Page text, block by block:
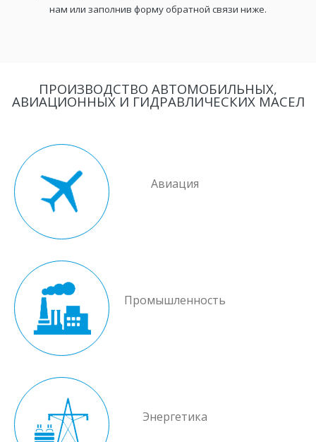
нам или заполнив форму обратной связи ниже.
ПРОИЗВОДСТВО АВТОМОБИЛЬНЫХ,
АВИАЦИОННЫХ И ГИДРАВЛИЧЕСКИХ МАСЕЛ
Авиация
Промышленность
Энергетика